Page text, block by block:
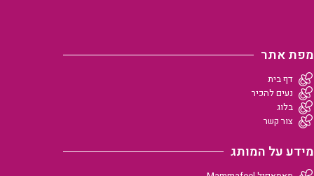
מפת אתר
דף בית
נעים להכיר
בלוג
צור קשר
מידע על המותג